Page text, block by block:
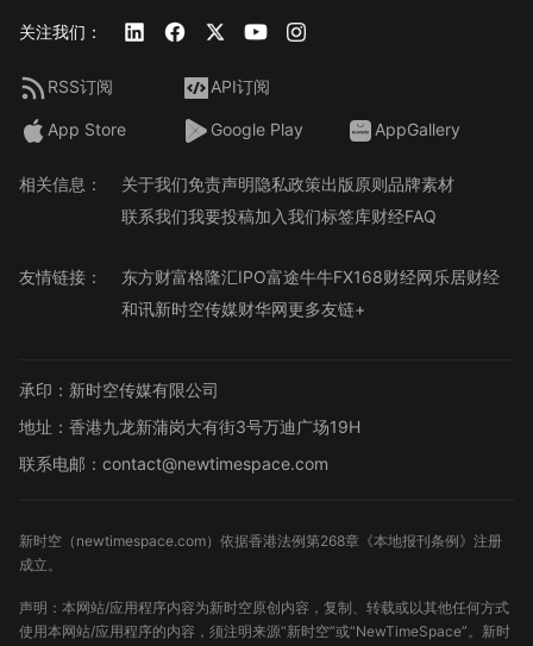
关注我们：
RSS订阅 API订阅
App Store Google Play AppGallery
相关信息： 关于我们免责声明隐私政策出版原则品牌素材
联系我们我要投稿加入我们标签库财经FAQ
友情链接： 东方财富格隆汇IPO富途牛牛FX168财经网乐居财经
和讯新时空传媒财华网更多友链+
承印：新时空传媒有限公司
地址：香港九龙新蒲岗大有街3号万迪广场19H
联系电邮：contact@newtimespace.com
新时空（ newtimespace.com）依据香港法例第268章《本地报刊条例》注册
成立。
声明：本网站/应用程序内容为新时空原创内容，复制、转载或以其他任何方式
使用本网站/应用程序的内容，须注明来源“新时空”或“NewTimeSpace”。新时